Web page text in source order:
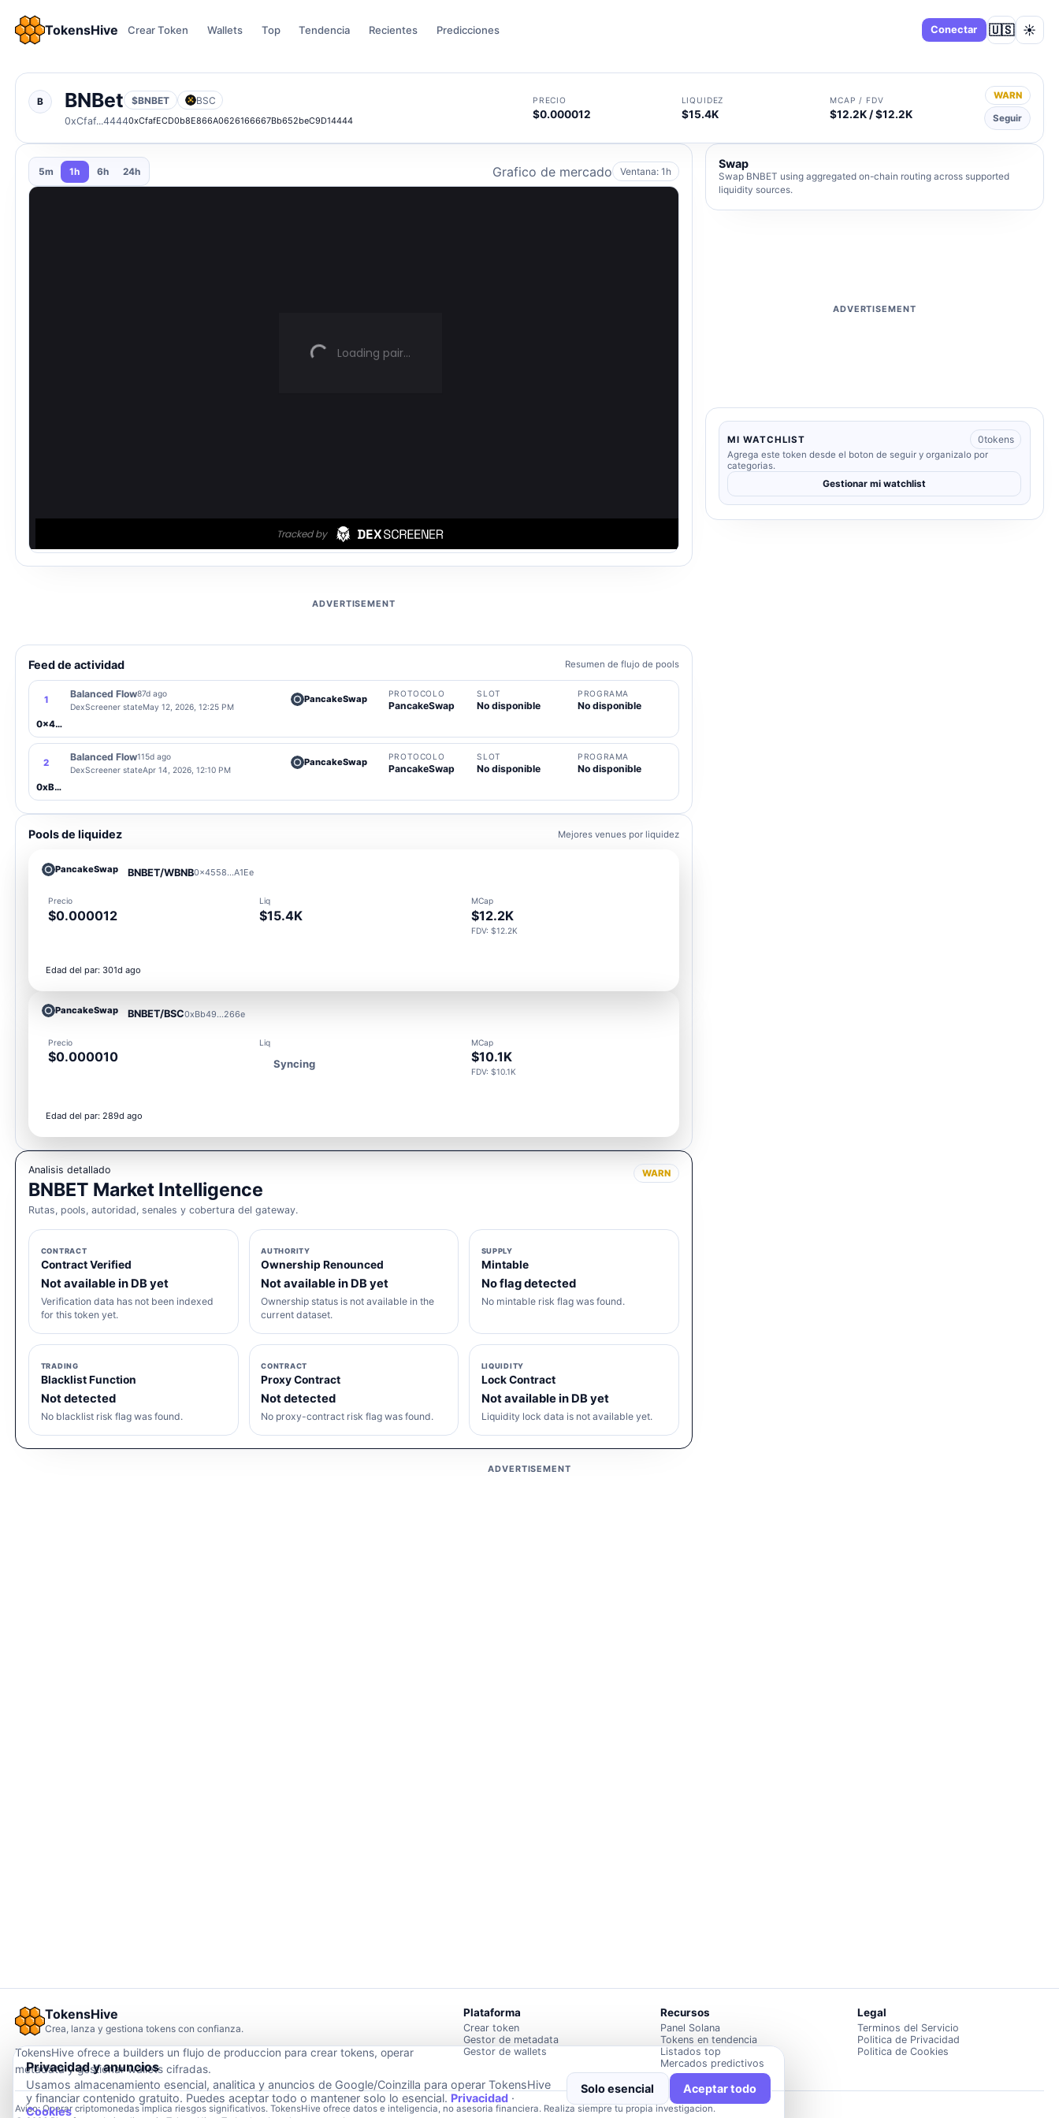
TokensHive Crear Token Wallets Top Tendencia Recientes Predicciones Conectar 🇺🇸 ☀️
B BNBet $BNBET
BSC
0xCfaf...44440xCfafECD0b8E866A0626166667Bb652beC9D14444
PRECIO
$0.000012
LIQUIDEZ
$15.4K
MCAP / FDV
$12.2K / $12.2K
WARN
Seguir
5m 1h 6h 24h Grafico de mercado Ventana: 1h
ADVERTISEMENT
Feed de actividad Resumen de flujo de pools
1
Balanced Flow87d ago
DexScreener stateMay 12, 2026, 12:25 PM
PancakeSwap
PROTOCOLO
PancakeSwap
SLOT
No disponible
PROGRAMA
No disponible
0x4558...A1Ee
2
Balanced Flow115d ago
DexScreener stateApr 14, 2026, 12:10 PM
PancakeSwap
PROTOCOLO
PancakeSwap
SLOT
No disponible
PROGRAMA
No disponible
0xBb49...266e
Pools de liquidez Mejores venues por liquidez
PancakeSwap BNBET/WBNB0x4558...A1Ee
Precio
$0.000012
Liq
$15.4K
MCap
$12.2K
FDV: $12.2K
Edad del par: 301d ago
PancakeSwap BNBET/BSC0xBb49...266e
Precio
$0.000010
Liq
Syncing
MCap
$10.1K
FDV: $10.1K
Edad del par: 289d ago
Analisis detallado
BNBET Market Intelligence
Rutas, pools, autoridad, senales y cobertura del gateway.
WARN
CONTRACT
Contract Verified
Not available in DB yet
Verification data has not been indexed
for this token yet.
AUTHORITY
Ownership Renounced
Not available in DB yet
Ownership status is not available in the
current dataset.
SUPPLY
Mintable
No flag detected
No mintable risk flag was found.
TRADING
Blacklist Function
Not detected
No blacklist risk flag was found.
CONTRACT
Proxy Contract
Not detected
No proxy-contract risk flag was found.
LIQUIDITY
Lock Contract
Not available in DB yet
Liquidity lock data is not available yet.
Swap
Swap BNBET using aggregated on-chain routing across supported
liquidity sources.
ADVERTISEMENT
MI WATCHLIST 0tokens
Agrega este token desde el boton de seguir y organizalo por
categorias.
Gestionar mi watchlist
ADVERTISEMENT
TokensHive
Crea, lanza y gestiona tokens con confianza.
TokensHive ofrece a builders un flujo de produccion para crear tokens, operar
metadata y gestionar wallets cifradas.
Plataforma
Crear token
Gestor de metadata
Gestor de wallets
Recursos
Panel Solana
Tokens en tendencia
Listados top
Mercados predictivos
Legal
Terminos del Servicio
Politica de Privacidad
Politica de Cookies
Aviso: Operar criptomonedas implica riesgos significativos. TokensHive ofrece datos e inteligencia, no asesoria financiera. Realiza siempre tu propia investigacion.
Privacidad y anuncios
Usamos almacenamiento esencial, analitica y anuncios de Google/Coinzilla para operar TokensHive
y financiar contenido gratuito. Puedes aceptar todo o mantener solo lo esencial. Privacidad ·
Cookies
Solo esencial Aceptar todo